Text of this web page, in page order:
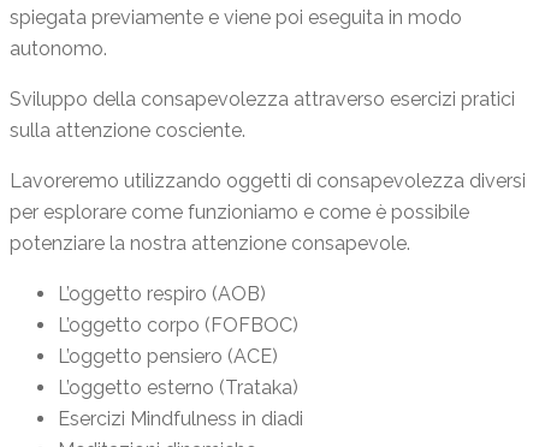
spiegata previamente e viene poi eseguita in modo
autonomo.
Sviluppo della consapevolezza attraverso esercizi pratici
sulla attenzione cosciente.
Lavoreremo utilizzando oggetti di consapevolezza diversi
per esplorare come funzioniamo e come è possibile
potenziare la nostra attenzione consapevole.
L’oggetto respiro (AOB)
L’oggetto corpo (FOFBOC)
L’oggetto pensiero (ACE)
L’oggetto esterno (Trataka)
Esercizi Mindfulness in diadi